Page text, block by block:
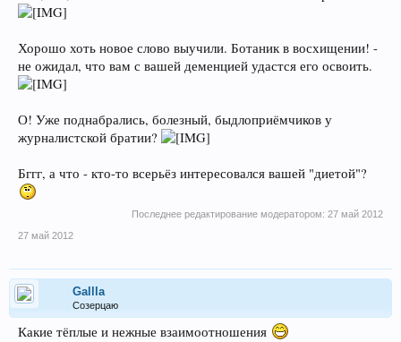
Хорошо хоть новое слово выучили. Ботаник в восхищении! -
не ожидал, что вам с вашей деменцией удастся его освоить.
О! Уже поднабрались, болезный, быдлоприёмчиков у
журналистской братии?
Бггг, а что - кто-то всерьёз интересовался вашей "диетой"?
Последнее редактирование модератором: 27 май 2012
27 май 2012
Gallla
Созерцаю
Какие тёплые и нежные взаимоотношения